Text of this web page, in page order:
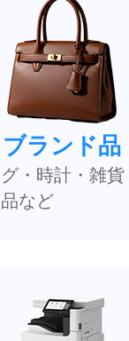
ブランド品
・時計・雑
など